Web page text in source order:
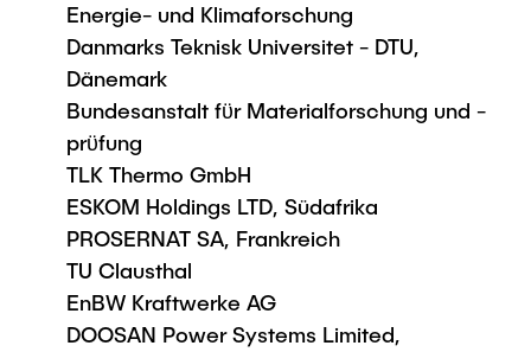
Energie- und Klimaforschung
Danmarks Teknisk Universitet - DTU,
Dänemark
Bundesanstalt fϋr Materialforschung und -
prϋfung
TLK Thermo GmbH
ESKOM Holdings LTD, Südafrika
PROSERNAT SA, Frankreich
TU Clausthal
EnBW Kraftwerke AG
DOOSAN Power Systems Limited,